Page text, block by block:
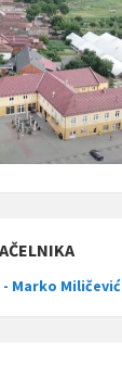
Marko Miličević